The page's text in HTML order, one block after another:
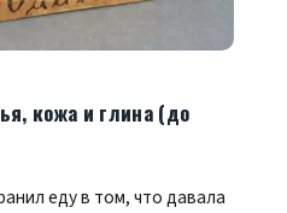
кожа и глина (до
еду в том, что давала